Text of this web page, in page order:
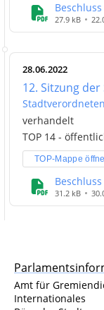
27.9 kB
28.06.2022
12. Sitzung
verhandelt
TOP 14 -
31.2 kB
Amt für
Internationales